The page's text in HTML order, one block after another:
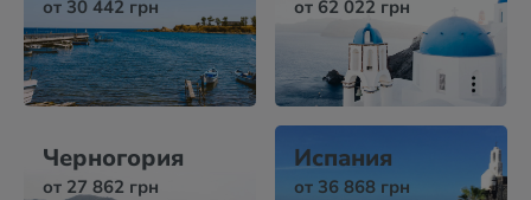
от 30 442 грн от 62 022 грн
Черногория
от 27 862 грн
Испания
от 36 868 грн